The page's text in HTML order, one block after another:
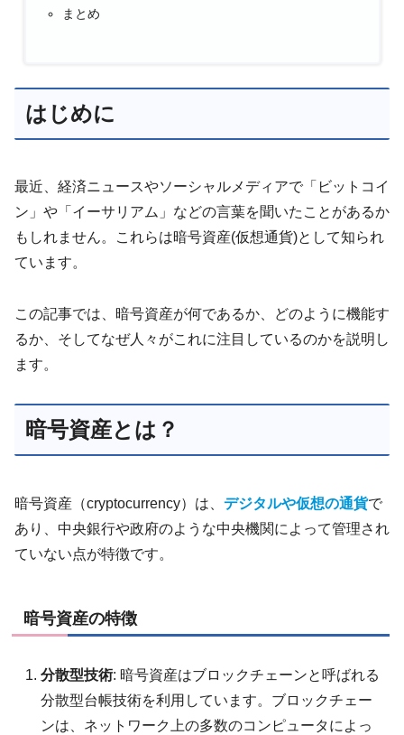
まとめ
はじめに
最近、経済ニュースやソーシャルメディアで「ビットコイ
ン」や「イーサリアム」などの言葉を聞いたことがあるか
もしれません。これらは暗号資産(仮想通貨)として知られ
ています。
この記事では、暗号資産が何であるか、どのように機能す
るか、そしてなぜ人々がこれに注目しているのかを説明し
ます。
暗号資産とは？
暗号資産（cryptocurrency）は、 デジタルや仮想の通貨で
あり、中央銀行や政府のような中央機関によって管理され
ていない点が特徴です。
暗号資産の特徴
分散型技術: 暗号資産はブロックチェーンと呼ばれる
分散型台帳技術を利用しています。ブロックチェー
ンは、ネットワーク上の多数のコンピュータによっ